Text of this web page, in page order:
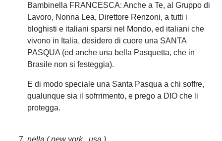
Bambinella FRANCESCA: Anche a Te, al Gruppo di
Lavoro, Nonna Lea, Direttore Renzoni, a tutti i
bloghisti e italiani sparsi nel Mondo, ed italiani che
vivono in Italia, desidero di cuore una SANTA
PASQUA (ed anche una bella Pasquetta, che in
Brasile non si festeggia).
E di modo speciale una Santa Pasqua a chi soffre,
qualunque sia il sofrrimento, e prego a DIO che li
protegga.